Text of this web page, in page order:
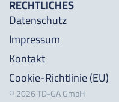
RECHTLICHES
Datenschutz
Impressum
Kontakt
Cookie-Richtlinie (EU)
©2026TD-GA GmbH